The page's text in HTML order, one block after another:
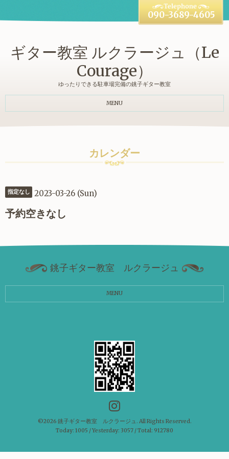
ギター教室 ルクラージュ（Le
Courage）
ゆったりできる駐車場完備の銚子ギター教室
090-3689-4605
MENU
カレンダー
指定なし 2023-03-26 (Sun)
予約空きなし
銚子ギター教室 ルクラージュ
MENU
©2026 銚子ギター教室 ルクラージュ . All Rights Reserved.
Today: 1005 / Yesterday: 3057 / Total: 912780